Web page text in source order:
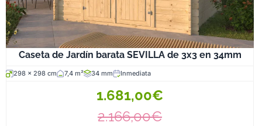
Caseta de Jardín barata SEVILLA de 3x3 en 34mm
298 x 298 cm 7,4 m² 34 mm Inmediata
1.681,00€
2.166,00€